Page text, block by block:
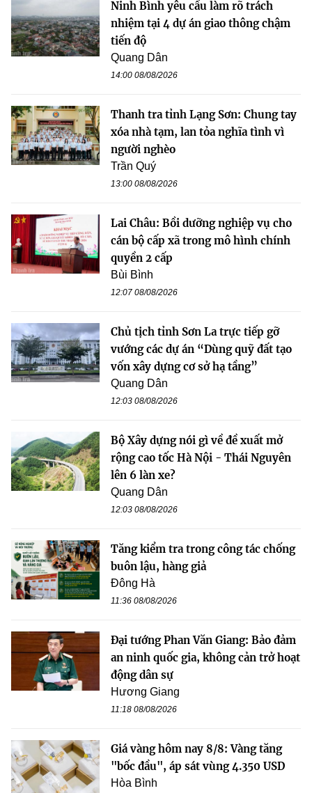
Ninh Bình yêu cầu làm rõ trách
nhiệm tại 4 dự án giao thông chậm
tiến độ
Quang Dân
14:00 08/08/2026
Thanh tra tỉnh Lạng Sơn: Chung tay
xóa nhà tạm, lan tỏa nghĩa tình vì
người nghèo
Trần Quý
13:00 08/08/2026
Lai Châu: Bồi dưỡng nghiệp vụ cho
cán bộ cấp xã trong mô hình chính
quyền 2 cấp
Bùi Bình
12:07 08/08/2026
Chủ tịch tỉnh Sơn La trực tiếp gỡ
vướng các dự án “Dùng quỹ đất tạo
vốn xây dựng cơ sở hạ tầng”
Quang Dân
12:03 08/08/2026
Bộ Xây dựng nói gì về đề xuất mở
rộng cao tốc Hà Nội - Thái Nguyên
lên 6 làn xe?
Quang Dân
12:03 08/08/2026
Tăng kiểm tra trong công tác chống
buôn lậu, hàng giả
Đông Hà
11:36 08/08/2026
Đại tướng Phan Văn Giang: Bảo đảm
an ninh quốc gia, không cản trở hoạt
động dân sự
Hương Giang
11:18 08/08/2026
Giá vàng hôm nay 8/8: Vàng tăng
"bốc đầu", áp sát vùng 4.350 USD
Hòa Bình